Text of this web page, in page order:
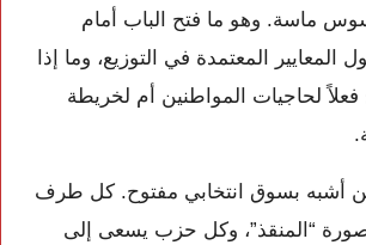
ماسة. وهو ما فتح الباب أمام
المعتمدة في التوزيع، وما إذا
فعلاً لحاجيات المواطنين أم لخريطة
أشبه بسوق انتخابي مفتوح. كل طرف
“المنقذ”، وكل حزب يسعى إلى